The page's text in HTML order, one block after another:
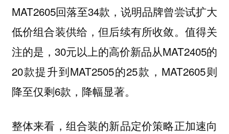
MAT2605回落至34款，说明品牌曾尝试扩大
低价组合装供给，但后续有所收敛。值得关
注的是，30元以上的高价新品从MAT2405的
20款提升到MAT2505的25款，MAT2605则
降至仅剩6款，降幅显著。
整体来看，组合装的新品定价策略正加速向